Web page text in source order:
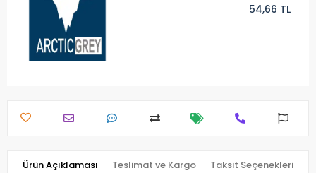
54,66 TL
Ürün Açıklaması Teslimat ve Kargo Taksit Seçenekleri